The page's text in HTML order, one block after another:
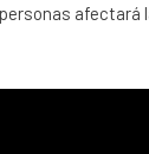
afectará